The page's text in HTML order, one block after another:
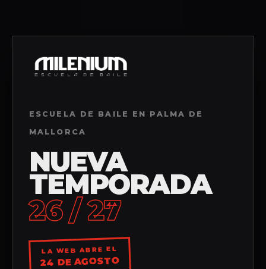
ESCUELA DE BAILE EN PALMA DE
MALLORCA
NUEVA
TEMPORADA
26 / 27
LA WEB ABRE EL
24 DE AGOSTO